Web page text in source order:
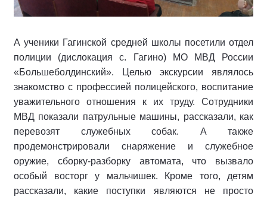
А ученики Гагинской средней школы посетили отдел
полиции (дислокация с. Гагино) МО МВД России
«Большеболдинский». Целью экскурсии являлось
знакомство с профессией полицейского, воспитание
уважительного отношения к их труду. Сотрудники
МВД показали патрульные машины, рассказали, как
перевозят служебных собак. А также
продемонстрировали снаряжение и служебное
оружие, сборку-разборку автомата, что вызвало
особый восторг у мальчишек. Кроме того, детям
рассказали, какие поступки являются не просто